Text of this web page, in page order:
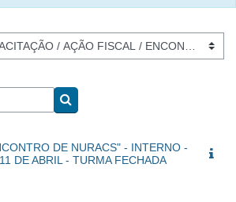
Buscar cursos
DE NURACS" - INTERNO -
DE ABRIL - TURMA FECHADA